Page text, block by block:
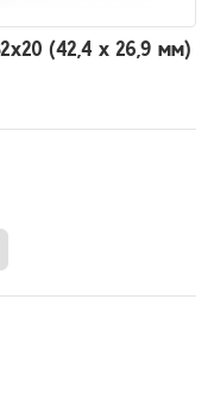
(42,4 x 26,9 мм)